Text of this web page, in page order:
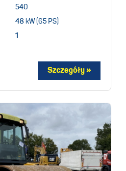
540
48 kW (65 PS)
1